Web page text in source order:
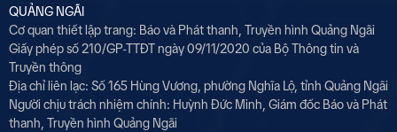
QUẢNG NGÃI
Cơ quan thiết lập trang: Báo và Phát thanh, Truyền hình Quảng Ngãi
Giấy phép số 210/GP-TTĐT ngày 09/11/2020 của Bộ Thông tin và
Truyền thông
Địa chỉ liên lạc: Số 165 Hùng Vương, phường Nghĩa Lộ, tỉnh Quảng Ngãi
Người chịu trách nhiệm chính: Huỳnh Đức Minh, Giám đốc Báo và Phát
thanh, Truyền hình Quảng Ngãi